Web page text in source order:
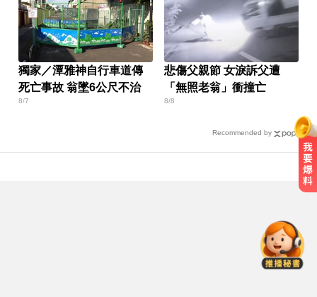
獨家／潭雅神自行車道傳
死亡事故 翁墜6公尺不治
8/7
悲傷父親節 女淚訴父遭
「無照老翁」衝撞亡
8/8
Recommended by